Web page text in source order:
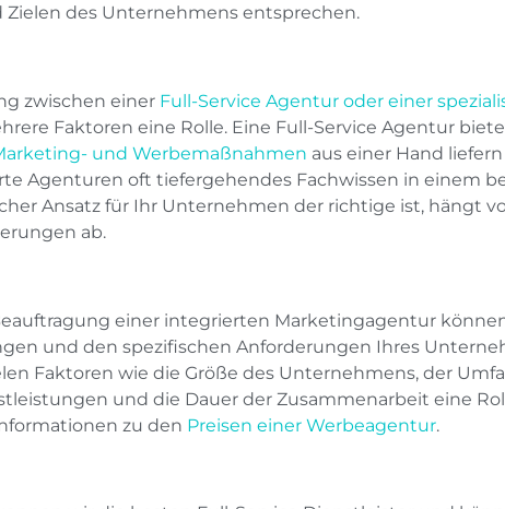
des Unternehmens entsprechen.
zwischen einer Full-Service Agentur oder einer
Faktoren eine Rolle. Eine Full-Service Agentur
und Werbemaßnahmen aus einer Hand
Agenturen oft tiefergehendes Fachwissen in einem
Ansatz für Ihr Unternehmen der richtige ist, hängt
ab.
einer integrierten Marketingagentur
und den spezifischen Anforderungen Ihres
Faktoren wie die Größe des Unternehmens, der
und die Dauer der Zusammenarbeit eine
zu den Preisen einer Werbeagentur.